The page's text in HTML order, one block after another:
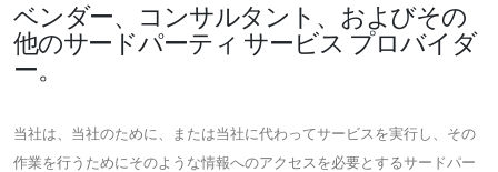
ベンダー、コンサルタント、およびその
他のサードパーティ サービス プロバイダ
ー。
当社は、当社のために、または当社に代わってサービスを実行し、その
作業を行うためにそのような情報へのアクセスを必要とするサードパー